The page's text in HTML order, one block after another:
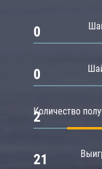
0
0
Количество
2
21